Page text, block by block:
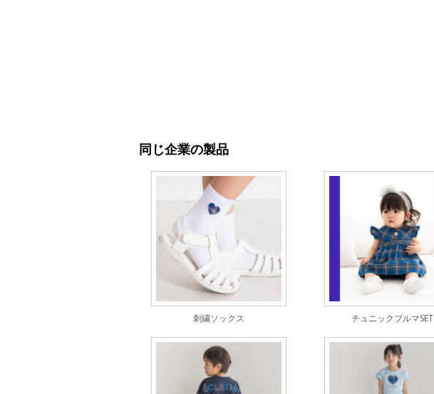
同じ企業の製品
刺繍ソックス チュニックブルマSET